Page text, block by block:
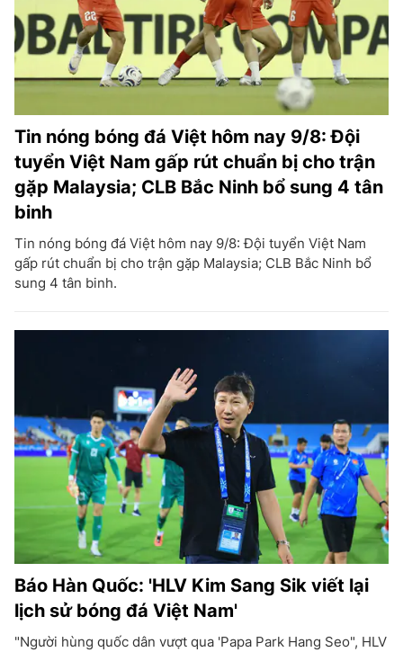
Tin nóng bóng đá Việt hôm nay 9/8: Đội
tuyển Việt Nam gấp rút chuẩn bị cho trận
gặp Malaysia; CLB Bắc Ninh bổ sung 4 tân
binh
Tin nóng bóng đá Việt hôm nay 9/8: Đội tuyển Việt Nam
gấp rút chuẩn bị cho trận gặp Malaysia; CLB Bắc Ninh bổ
sung 4 tân binh.
Báo Hàn Quốc: 'HLV Kim Sang Sik viết lại
lịch sử bóng đá Việt Nam'
"Người hùng quốc dân vượt qua 'Papa Park Hang Seo", HLV